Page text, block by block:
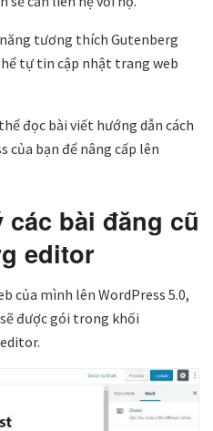
tương thích Gutenberg
tự tin cập nhật trang web
đọc bài viết hướng dẫn cách
của bạn để nâng cấp lên
các bài đăng cũ
editor
của mình lên WordPress 5.0,
được gói trong khối